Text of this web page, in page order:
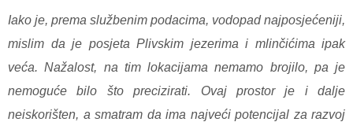
Iako je, prema službenim podacima, vodopad najposjećeniji,
mislim da je posjeta Plivskim jezerima i mlinčićima ipak
veća. Nažalost, na tim lokacijama nemamo brojilo, pa je
nemoguće bilo što precizirati. Ovaj prostor je i dalje
neiskorišten, a smatram da ima najveći potencijal za razvoj